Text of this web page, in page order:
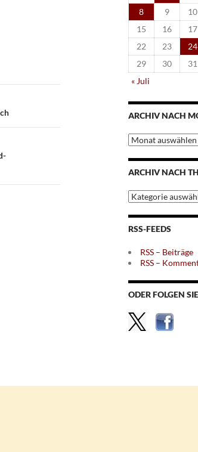
8
9 10
15
16 17
22
23 24
29
30
31
« Juli
ARCHIV NACH
Archiv
nach
Monaten
ARCHIV NACH
Archiv
nach
Themen
RSS-FEEDS
RSS – Beiträge
RSS –
ODER FOLGEN